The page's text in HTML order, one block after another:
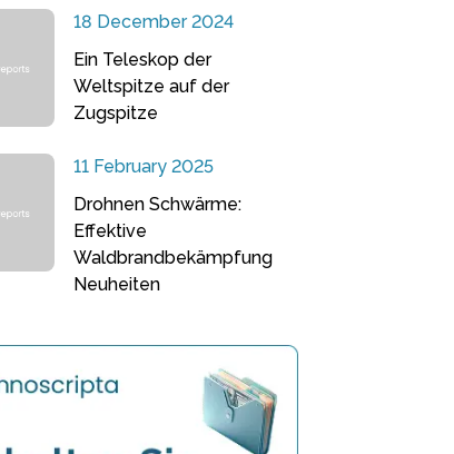
18 December 2024
Ein Teleskop der
Weltspitze auf der
Zugspitze
11 February 2025
Drohnen Schwärme:
Effektive
Waldbrandbekämpfung
Neuheiten